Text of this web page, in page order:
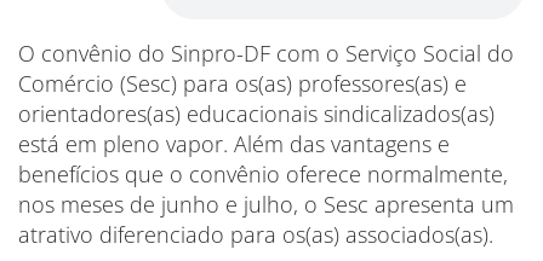
O convênio do Sinpro-DF com o Serviço Social do
Comércio (Sesc) para os(as) professores(as) e
orientadores(as) educacionais sindicalizados(as)
está em pleno vapor. Além das vantagens e
benefícios que o convênio oferece normalmente,
nos meses de junho e julho, o Sesc apresenta um
atrativo diferenciado para os(as) associados(as).